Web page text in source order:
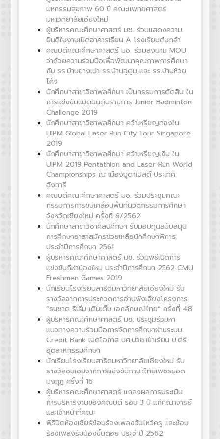
มหกรรมสุขภาพ 60 ปี คณะแพทยศาสตร์
มหาวิทยาลัยเชียงใหม่
ผู้บริหารคณะศึกษาศาสตร์ มช. ร่วมแสดงความ
ยินดีในงานเปิดอาคารเรียน A โรงเรียนต้นกล้า
คณบดีคณะศึกษาศาสตร์ มช. ร่วมลงนาม MOU
ว่าด้วยความร่วมมือเพื่อพัฒนาคุณภาพการศึกษา
กับ รร.บ้านยางเปา รร.บ้านอูตูม และ รร.บ้านห้วย
โค้ง
นักศึกษาสาขาวิชาพลศึกษา เป็นกรรมการตัดสิน ใน
การแข่งขันแบตมินตันรายการ Junior Badminton
Challenge 2019
นักศึกษาสาขาวิชาพลศึกษา คว้าเหรียญทองใน
UIPM Global Laser Run City Tour Singapore
2019
นักศึกษาสาขาวิชาพลศึกษา คว้าเหรียญเงิน ใน
UIPM 2019 Pentathlon and Laser Run World
Championships ณ เมืองบูดาเปสต์ ประเทศ
ฮังการี
คณบดีคณะศึกษาศาสตร์ มช. ร่วมประชุมคณะ
กรรมการการขับเคลื่อนพื้นที่นวัตกรรมการศึกษา
จังหวัดเชียงใหม่ ครั้งที่ 6/2562
นักศึกษาสาขาวิชาศิลปศึกษา รับมอบทุนสนับสนุน
การศึกษาอาสาสมัครช่วยเหลือนักศึกษาพิการ
ประจำปีการศึกษา 2561
ผู้บริหารคณะศึกษาศาสตร์ มช. ร่วมพิธีเปิดการ
แข่งขันกีฬาน้องใหม่ ประจำปีการศึกษา 2562 CMU
Freshmen Games 2019
นักเรียนโรงเรียนสาธิตมหาวิทยาลัยเชียงใหม่ รับ
รางวัลจากการประกวดการอ่านฟังเสียงโครงการ
“ธนชาต ริเริ่ม เติมเต็ม เอกลักษณ์ไทย” ครั้งที่ 48
ผู้บริหารคณะศึกษาศาสตร์ มช. ประชุมร่วมหา
แนวทางความร่วมมือการจัดการศึกษาผ่านระบบ
Credit Bank เปิดโอกาส นศ.ปวช.เข้าเรียน ป.ตรี
อุตสาหกรรมศึกษา
นักเรียนโรงเรียนสาธิตมหาวิทยาลัยเชียงใหม่ รับ
รางวัลชมเชยจากการแข่งขันภาษาไทยเพชรยอด
มงกุฎ ครั้งที่ 16
ผู้บริหารคณะศึกษาศาสตร์ แถลงผลการประเมิน
การบริหารงานของคณบดี รอบ 3 ปี แก่คณาจารย์
และเจ้าหน้าที่คณะ
พิธีปิดห้องเชียร์ซ้อมร้องเพลงวันไหว้ครู และซ้อม
ร้องเพลงรับน้องขึ้นดอย ประจำปี 2562